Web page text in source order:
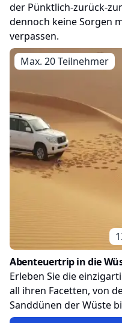
der Pünktlich-zurück-
dennoch keine Sorgen
verpassen.
Max. 20 Teilnehmer
Abenteuertrip in die
Erleben Sie die
all ihren Facetten, von
Sanddünen der Wüste
Oasen!